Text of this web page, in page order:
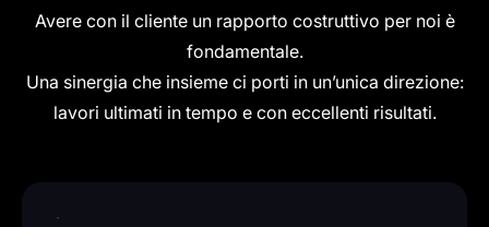
Avere con il cliente un rapporto costruttivo per noi è
fondamentale.
Una sinergia che insieme ci porti in un’unica direzione:
lavori ultimati in tempo e con eccellenti risultati.